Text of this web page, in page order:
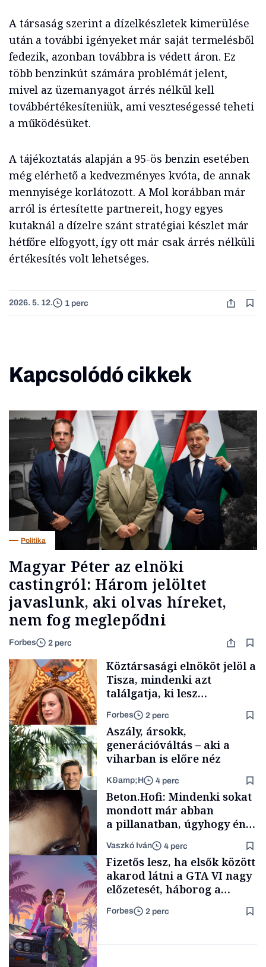
A társaság szerint a dízelkészletek kimerülése
után a további igényeket már saját termelésből
fedezik, azonban továbbra is védett áron. Ez
több benzinkút számára problémát jelent,
mivel az üzemanyagot árrés nélkül kell
továbbértékesíteniük, ami veszteségessé teheti
a működésüket.
A tájékoztatás alapján a 95-ös benzin esetében
még elérhető a kedvezményes kvóta, de annak
mennyisége korlátozott. A Mol korábban már
arról is értesítette partnereit, hogy egyes
kutaknál a dízelre szánt stratégiai készlet már
hétfőre elfogyott, így ott már csak árrés nélküli
értékesítés volt lehetséges.
2026. 5. 12. 1 perc
Kapcsolódó cikkek
Politika
Magyar Péter az elnöki
castingról: Három jelöltet
javaslunk, aki olvas híreket,
nem fog meglepődni
Forbes 2 perc
Politika
Köztársasági elnököt jelöl a
Tisza, mindenki azt
találgatja, ki lesz
szombaton a befutó –
soroljuk az eddig felmerült
neveket
Forbes 2 perc
TÁMOGATÓI
Aszály, ársokk,
generációváltás – aki a
viharban is előre néz
K&amp;H 4 perc
Forbes-sztori
Beton.Hofi: Mindenki sokat
mondott már abban
a pillanatban, úgyhogy én
a legsarkosabb
gondolataimat akartam
kimondani
Vaszkó Iván 4 perc
Fizetős lesz, ha elsők között
akarod látni a GTA VI nagy
előzetesét, háborog a
gamer közösség
Forbes 2 perc